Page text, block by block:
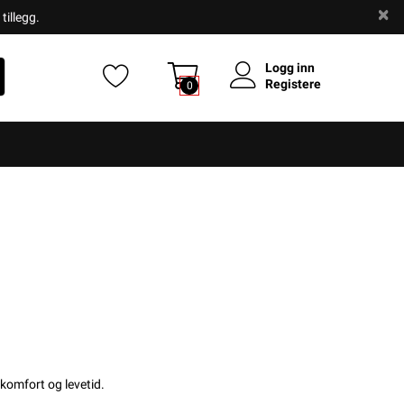
0
Logg inn
Registere
og levetid.